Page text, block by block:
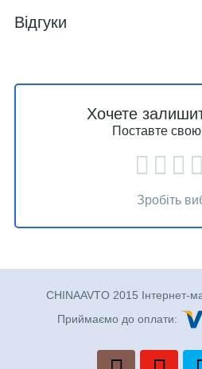
Відгуки
Хочете
Поставте свою
Зробіть
CHINAAVTO 2015 Інтернет-
Приймаємо до оплати: